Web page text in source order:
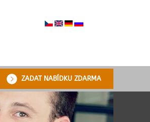
ZADAT NABÍDKU ZDARMA